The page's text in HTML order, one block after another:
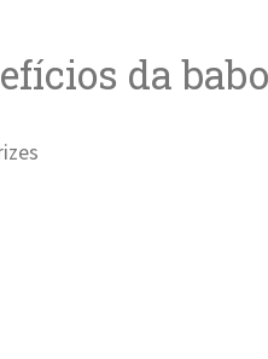
da